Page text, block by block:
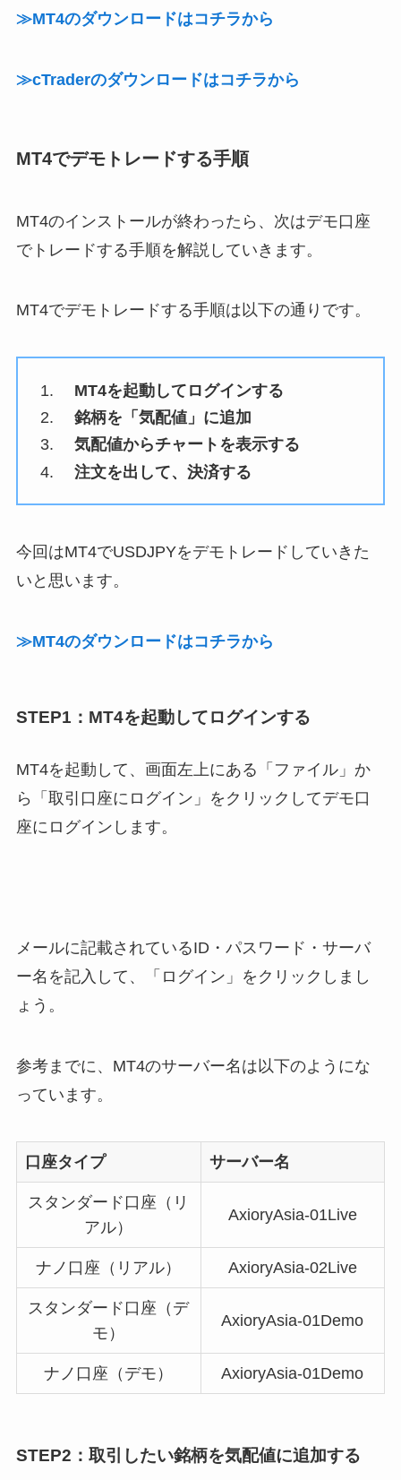
≫MT4のダウンロードはコチラから
≫cTraderのダウンロードはコチラから
MT4でデモトレードする手順
MT4のインストールが終わったら、次はデモ口座
でトレードする手順を解説していきます。
MT4でデモトレードする手順は以下の通りです。
MT4を起動してログインする
銘柄を「気配値」に追加
気配値からチャートを表示する
注文を出して、決済する
今回はMT4でUSDJPYをデモトレードしていきた
いと思います。
≫MT4のダウンロードはコチラから
STEP1：MT4を起動してログインする
MT4を起動して、画面左上にある「ファイル」か
ら「取引口座にログイン」をクリックしてデモ口
座にログインします。
メールに記載されているID・パスワード・サーバ
ー名を記入して、「ログイン」をクリックしまし
ょう。
参考までに、MT4のサーバー名は以下のようにな
っています。
口座タイプ サーバー名
スタンダード口座（リ
アル）
AxioryAsia-01Live
ナノ口座（リアル） AxioryAsia-02Live
スタンダード口座（デ
モ）
AxioryAsia-01Demo
ナノ口座（デモ） AxioryAsia-01Demo
STEP2：取引したい銘柄を気配値に追加する